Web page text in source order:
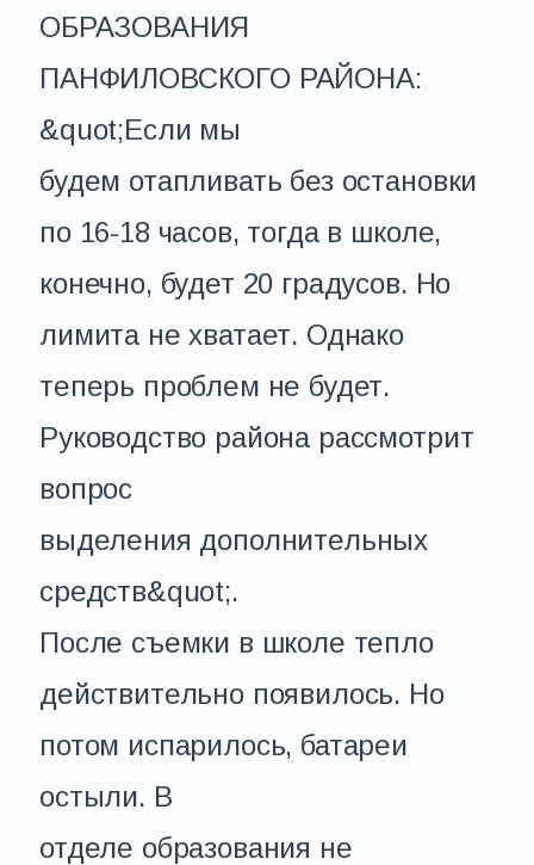
ОБРАЗОВАНИЯ
ПАНФИЛОВСКОГО РАЙОНА:
&quot;Если мы
будем отапливать без остановки
по 16-18 часов, тогда в школе,
конечно, будет 20 градусов. Но
лимита не хватает. Однако
теперь проблем не будет.
Руководство района рассмотрит
вопрос
выделения дополнительных
средств&quot;.
После съемки в школе тепло
действительно появилось. Но
потом испарилось, батареи
остыли. В
отделе образования не